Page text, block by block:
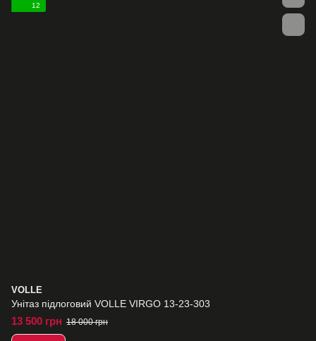
12
VOLLE
Унітаз підлоговий VOLLE VIRGO 13-23-303
13 500 грн 18 000 грн